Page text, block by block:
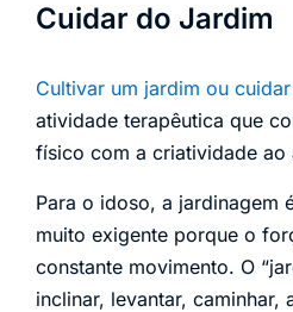
Cuidar do Jardim
Cultivar um jardim ou
atividade terapêutica que
físico com a criatividade ao
Para o idoso, a jardinagem
muito exigente porque o
constante movimento. O
inclinar, levantar, caminhar,